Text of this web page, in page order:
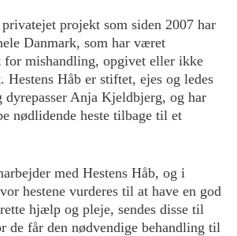
privatejet projekt som siden 2007 har
Danmark, som har været
for mishandling, opgivet eller ikke
Hestens Håb er stiftet, ejes og ledes
dyrepasser Anja Kjeldbjerg, og har
nødlidende heste tilbage til et
med Hestens Håb, og i
hestene vurderes til at have en god
hjælp og pleje, sendes disse til
de får den nødvendige behandling til